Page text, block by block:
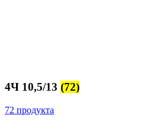
4Ч 10,5/13 (72)
72 продукта